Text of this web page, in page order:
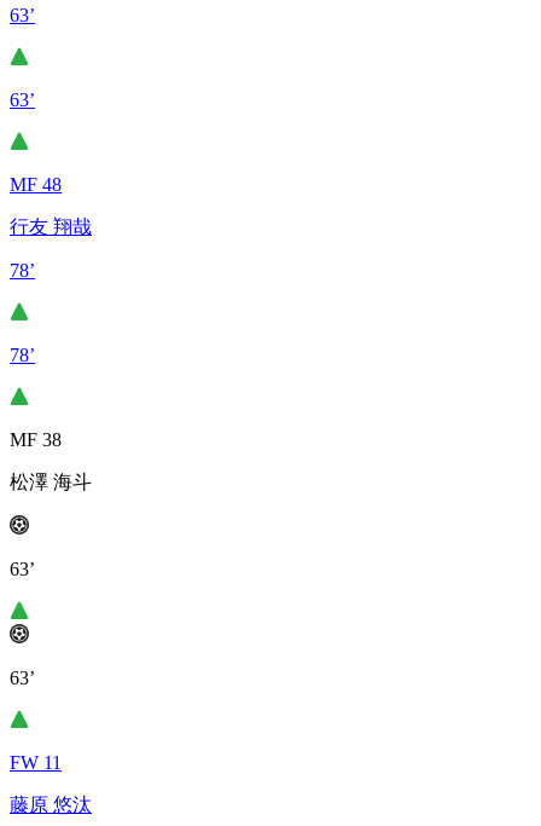
63’
63’
MF 48
行友 翔哉
78’
78’
MF 38
松澤 海斗
63’
63’
FW 11
藤原 悠汰